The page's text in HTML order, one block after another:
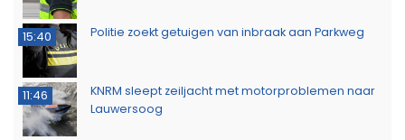
15:40 Politie zoekt getuigen van inbraak aan Parkweg
11:46
KNRM sleept zeiljacht met motorproblemen naar
Lauwersoog